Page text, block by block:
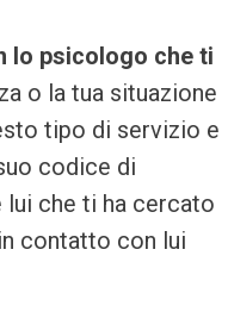
lo psicologo che ti
o la tua situazione
tipo di servizio e
codice di
che ti ha cercato
contatto con lui